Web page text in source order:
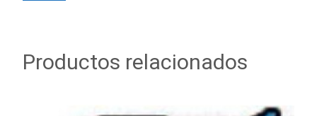
Productos relacionados